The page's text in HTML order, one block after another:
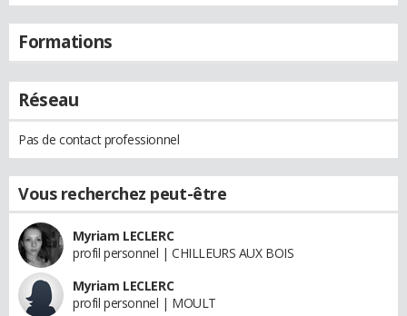
Formations
Réseau
Pas de contact professionnel
Vous recherchez peut-être
Myriam LECLERC
profil personnel | CHILLEURS AUX BOIS
Myriam LECLERC
profil personnel | MOULT